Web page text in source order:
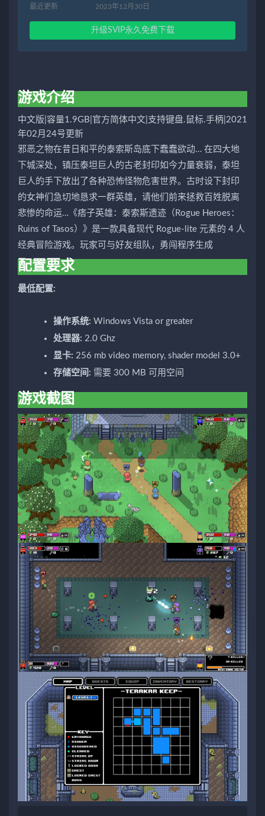
最近更新 2023年12月30日
升级SVIP永久免费下载
游戏介绍
中文版|容量1.9GB|官方简体中文|支持键盘.鼠标.手柄|2021
年02月24号更新
邪恶之物在昔日和平的泰索斯岛底下蠢蠢欲动… 在四大地
下城深处，镇压泰坦巨人的古老封印如今力量衰弱，泰坦
巨人的手下放出了各种恐怖怪物危害世界。古时设下封印
的女神们急切地恳求一群英雄，请他们前来拯救百姓脱离
悲惨的命运…《痞子英雄：泰索斯遗迹（Rogue Heroes：
Ruins of Tasos）》是一款具备现代 Rogue-lite 元素的 4 人
经典冒险游戏。玩家可与好友组队，勇闯程序生成
配置要求
最低配置:
操作系统: Windows Vista or greater
处理器: 2.0 Ghz
显卡: 256 mb video memory, shader model 3.0+
存储空间: 需要 300 MB 可用空间
游戏截图